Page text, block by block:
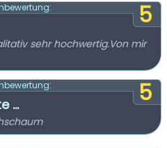
5
sehr hochwertig.Von mir
5
...